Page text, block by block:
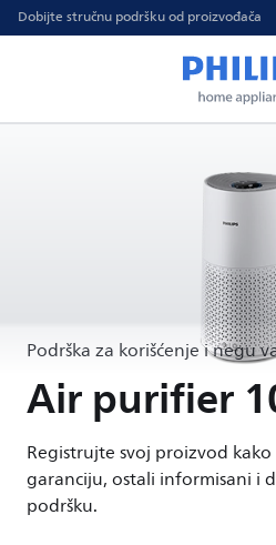
Dobijte stručnu podršku od proizvođača
Podrška za korišćenje i negu
Air purifier
Registrujte svoj proizvod
garanciju, ostali informisani i
podršku.